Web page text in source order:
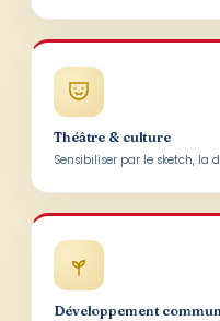
Théâtre & culture
Sensibiliser par le sketch, la
Développement